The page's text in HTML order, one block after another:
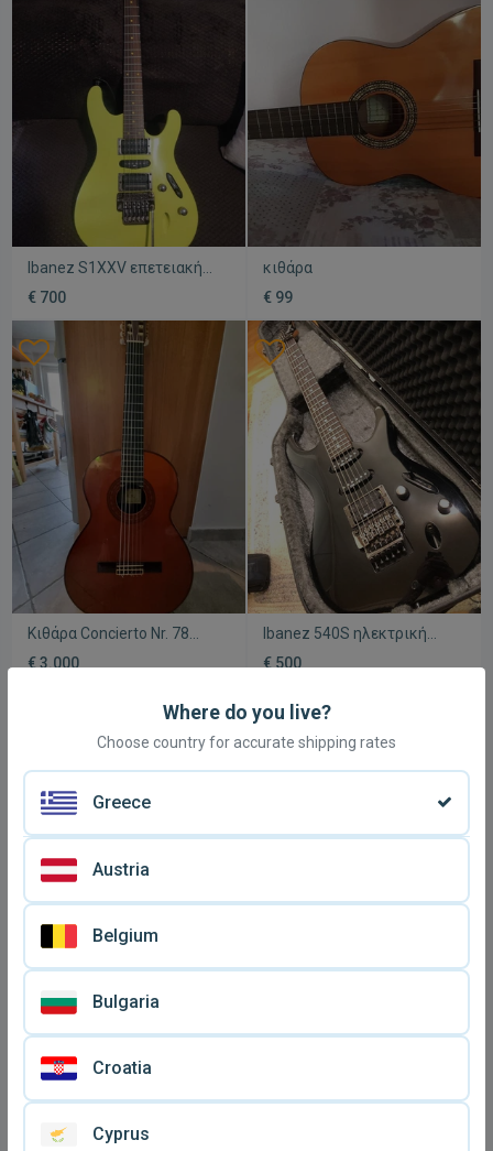
Ibanez S1XXV επετειακή
κιθάρα μεταχειρισμένη με
αναβαθμισμένους
μαγνήτες
€ 700
κιθάρα
€ 99
Κιθάρα Concierto Nr. 78
Dieter Hopf
μεταχειρισμένη, 1971 με
€ 3.000
Ibanez 540S ηλεκτρική
κιθάρα μεταχειρισμένη με
σκληρή θήκη
€ 500
Κλασική κιθάρα Yamaha
μεταχειρισμένη σε καλή
κατάσταση
€ 290
καφέ-λευκή
€ 100
Where do you live?
Choose country for accurate shipping rates
Greece
Austria
Belgium
Bulgaria
Croatia
Cyprus